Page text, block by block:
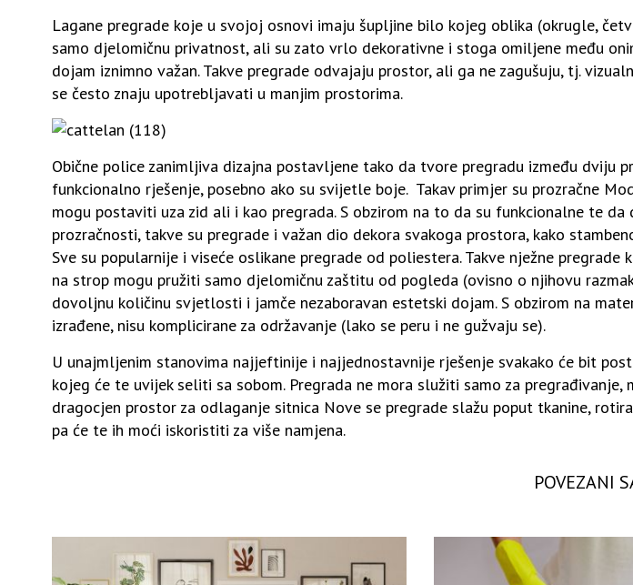
Lagane pregrade koje u svojoj osnovi imaju šupljine bilo kojeg oblika (okrugle,
samo djelomičnu privatnost, ali su zato vrlo dekorativne i stoga omiljene među
dojam iznimno važan. Takve pregrade odvajaju prostor, ali ga ne zagušuju, tj.
se često znaju upotrebljavati u manjim prostorima.
Obične police zanimljiva dizajna postavljene tako da tvore pregradu između dviju
funkcionalno rješenje, posebno ako su svijetle boje. Takav primjer su prozračne
mogu postaviti uza zid ali i kao pregrada. S obzirom na to da su funkcionalne te
prozračnosti, takve su pregrade i važan dio dekora svakoga prostora, kako
Sve su popularnije i viseće oslikane pregrade od poliestera. Takve nježne pregrade
na strop mogu pružiti samo djelomičnu zaštitu od pogleda (ovisno o njihovu
dovoljnu količinu svjetlosti i jamče nezaboravan estetski dojam. S obzirom na
izrađene, nisu komplicirane za održavanje (lako se peru i ne gužvaju se).
U unajmljenim stanovima najjeftinije i najjednostavnije rješenje svakako će bit
kojeg će te uvijek seliti sa sobom. Pregrada ne mora služiti samo za pregrađivanje,
dragocjen prostor za odlaganje sitnica Nove se pregrade slažu poput tkanine,
pa će te ih moći iskoristiti za više namjena.
POVEZANI